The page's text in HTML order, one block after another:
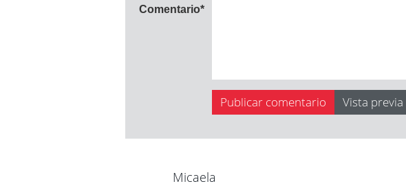
Comentario*
Micaela